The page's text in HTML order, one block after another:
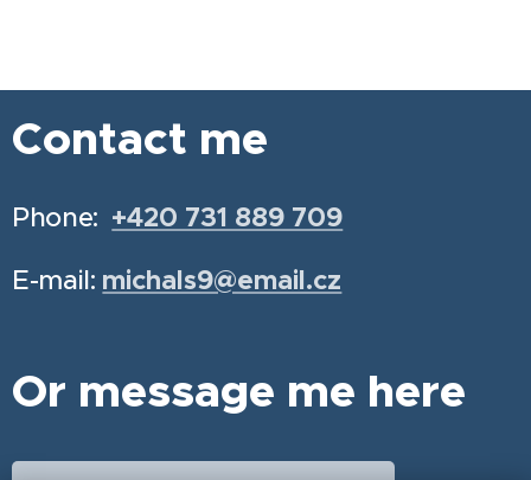
Contact me
Phone: +420 731 889 709
E-mail: michals9@email.cz
Or message me here